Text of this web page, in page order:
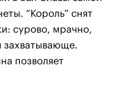
“Король” снят
сурово, мрачно,
захватывающе.
позволяет